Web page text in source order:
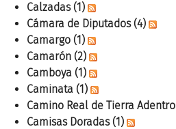
Calzadas (1)
Cámara de Diputados (4)
Camargo (1)
Camarón (2)
Camboya (1)
Caminata (1)
Camino Real de Tierra Adentro
Camisas Doradas (1)